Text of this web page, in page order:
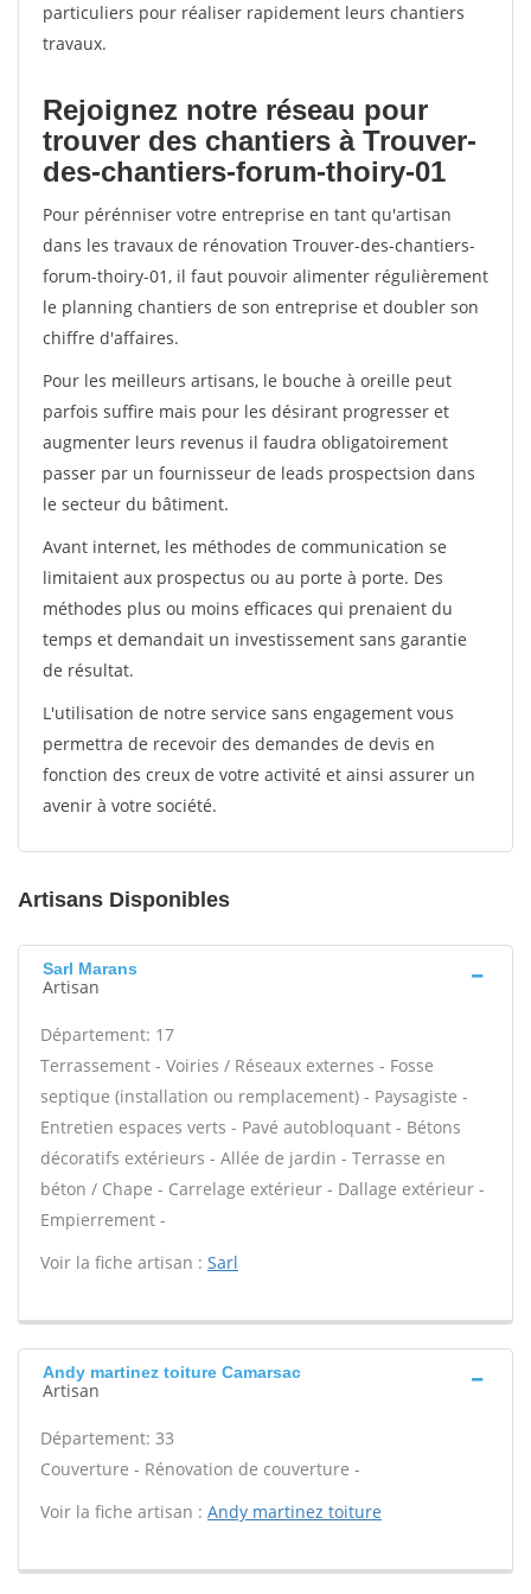
particuliers pour réaliser rapidement leurs chantiers
travaux.
Rejoignez notre réseau pour
trouver des chantiers à Trouver-
des-chantiers-forum-thoiry-01
Pour pérénniser votre entreprise en tant qu'artisan
dans les travaux de rénovation Trouver-des-chantiers-
forum-thoiry-01, il faut pouvoir alimenter régulièrement
le planning chantiers de son entreprise et doubler son
chiffre d'affaires.
Pour les meilleurs artisans, le bouche à oreille peut
parfois suffire mais pour les désirant progresser et
augmenter leurs revenus il faudra obligatoirement
passer par un fournisseur de leads prospectsion dans
le secteur du bâtiment.
Avant internet, les méthodes de communication se
limitaient aux prospectus ou au porte à porte. Des
méthodes plus ou moins efficaces qui prenaient du
temps et demandait un investissement sans garantie
de résultat.
L'utilisation de notre service sans engagement vous
permettra de recevoir des demandes de devis en
fonction des creux de votre activité et ainsi assurer un
avenir à votre société.
Artisans Disponibles
Sarl Marans
Artisan
Département: 17
Terrassement - Voiries / Réseaux externes - Fosse
septique (installation ou remplacement) - Paysagiste -
Entretien espaces verts - Pavé autobloquant - Bétons
décoratifs extérieurs - Allée de jardin - Terrasse en
béton / Chape - Carrelage extérieur - Dallage extérieur -
Empierrement -
Voir la fiche artisan : Sarl
Andy martinez toiture Camarsac
Artisan
Département: 33
Couverture - Rénovation de couverture -
Voir la fiche artisan : Andy martinez toiture